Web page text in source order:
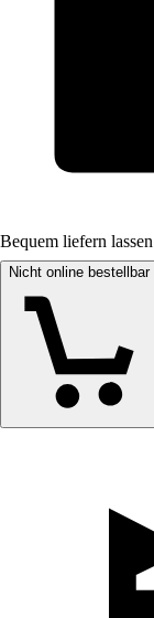
Bequem liefern lassen
Nicht online bestellbar